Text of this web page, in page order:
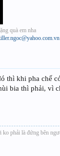
quà em nha
thì khi pha chế
bia thì phải, vì
ko phải là đứng bên